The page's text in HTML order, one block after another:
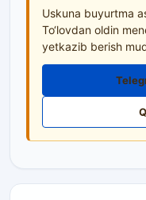
Uskuna buyurtma
To‘lovdan oldin
yetkazib berish